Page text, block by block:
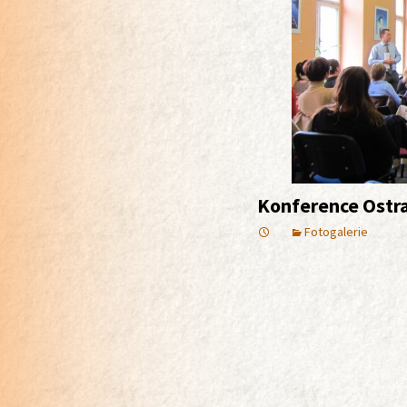
Konference
Fotogalerie